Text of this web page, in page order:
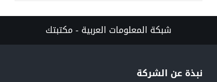
شبكة المعلومات العربية - مكتبتك
نبذة عن الشركة